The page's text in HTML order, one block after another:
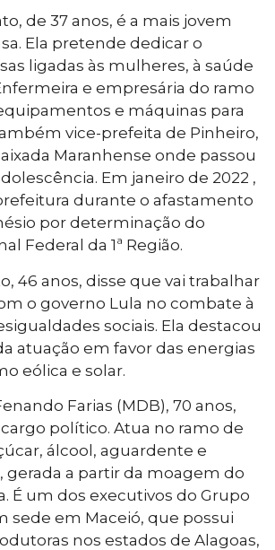
de 37 anos, é a mais jovem
Ela pretende dedicar o
ligadas às mulheres, à saúde
e empresária do ramo
e máquinas para
vice-prefeita de Pinheiro,
Maranhense onde passou
Em janeiro de 2022 ,
durante o afastamento
por determinação do
Federal da 1ª Região.
46 anos, disse que vai trabalhar
o governo Lula no combate à
sociais. Ela destacou
atuação em favor das energias
eólica e solar.
Farias (MDB), 70 anos,
político. Atua no ramo de
álcool, aguardente e
gerada a partir da moagem do
É um dos executivos do Grupo
sede em Maceió, que possui
nos estados de Alagoas,